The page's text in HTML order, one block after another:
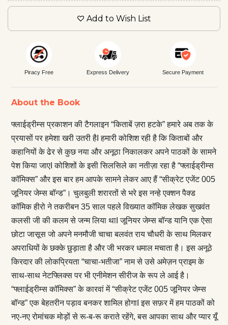
Add to Wish List
Piracy Free Express Delivery Secure Payment
About the Book
फ्लाईड्रीम्स प्रकाशन की टैगलाइन “किताबें ज़रा हटके” हमारे अब तक के
प्रयासों पर हमेशा खरी उतरी हैI हमारी कोशिश रही है कि किताबों और
कहानियों के ढेर से कुछ नया और अनूठा निकालकर अपने पाठकों के सामने
पेश किया जाएI कोशिशों के इसी सिलसिले का नतीज़ा रहा है “फ्लाईड्रीम्स
कॉमिक्स” और इस बार हम आपके सामने लेकर आए हैं “सीक्रेट एजेंट 005
जूनियर जेम्स बॉन्ड”। चुलबुली शरारतों से भरे इस नन्हे एक्शन पैक्ड
कॉमिक हीरो ने तकरीबन 35 साल पहले विख्यात कॉमिक लेखक सुखवंत
कलसी जी की कलम से जन्म लिया थाI जूनियर जेम्स बॉन्ड यानि एक ऐसा
छोटा जासूस जो अपने मनमौजी चाचा बलवंत राय चौधरी के साथ मिलकर
अपराधियों के छक्के छुड़ाता है और जी भरकर धमाल मचाता है। इस अनूठे
किरदार की लोकप्रियता “चाचा-भतीजा” नाम से उसे अमेज़न प्राइम के
साथ-साथ नेटफ्लिक्स पर भी एनीमेशन सीरीज के रूप ले आई है।
“फ्लाईड्रीम्स कॉमिक्स” के कारवां में “सीक्रेट एजेंट 005 जूनियर जेम्स
बॉन्ड” एक बेहतरीन पड़ाव बनकर शामिल होगाI इस सफ़र में हम पाठकों को
नए-नए रोमांचक मोड़ों से रू-ब-रू कराते रहेंगे, बस आपका साथ और प्यार यूँ